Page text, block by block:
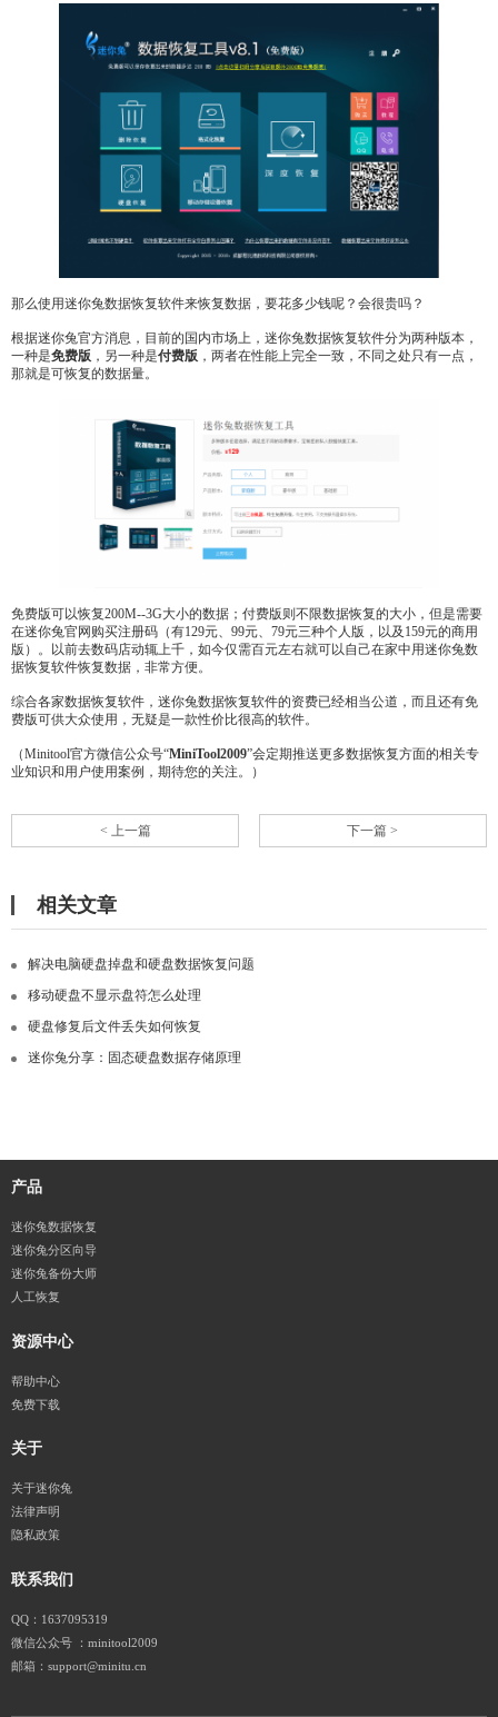
那么使用迷你兔数据恢复软件来恢复数据，要花多少钱呢？会很贵吗？
根据迷你兔官方消息，目前的国内市场上，迷你兔数据恢复软件分为两种版本，
一种是免费版 ，另一种是付费版 ，两者在性能上完全一致，不同之处只有一点，
那就是可恢复的数据量。
免费版可以恢复200M--3G大小的数据；付费版则不限数据恢复的大小，但是需要
在迷你兔官网购买注册码（有129元、99元、79元三种个人版，以及159元的商用
版）。以前去数码店动辄上千，如今仅需百元左右就可以自己在家中用迷你兔数
据恢复软件恢复数据，非常方便。
综合各家数据恢复软件，迷你兔数据恢复软件的资费已经相当公道，而且还有免
费版可供大众使用，无疑是一款性价比很高的软件。
（Minitool官方微信公众号“MiniTool2009”会定期推送更多数据恢复方面的相关专
业知识和用户使用案例，期待您的关注。）
< 上一篇 下一篇 >
相关文章
解决电脑硬盘掉盘和硬盘数据恢复问题
移动硬盘不显示盘符怎么处理
硬盘修复后文件丢失如何恢复
迷你兔分享：固态硬盘数据存储原理
产品
迷你兔数据恢复
迷你兔分区向导
迷你兔备份大师
人工恢复
资源中心
帮助中心
免费下载
关于
关于迷你兔
法律声明
隐私政策
联系我们
QQ：1637095319
微信公众号 ：minitool2009
邮箱：support@minitu.cn